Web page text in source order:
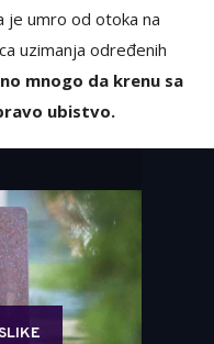
je umro od otoka na
uzimanja određenih
mnogo da krenu sa
ubistvo.